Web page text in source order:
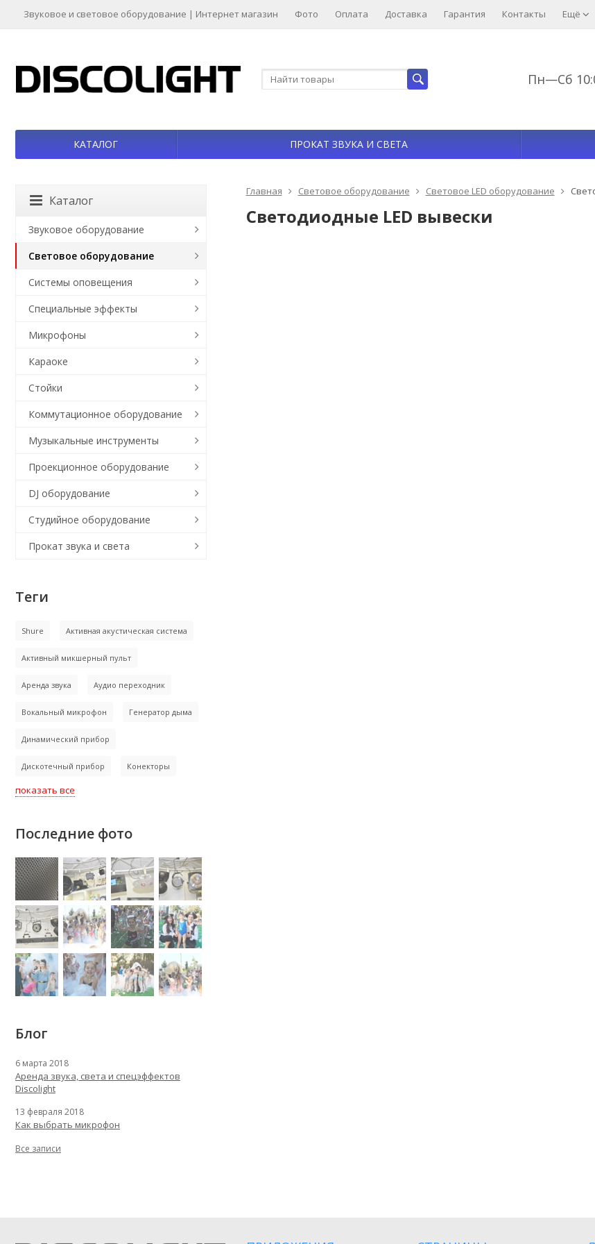
Звуковое и световое оборудование | Интернет магазин Фото Оплата Доставка Гарантия Контакты Ещё
Пн—Сб
КАТАЛОГ ПРОКАТ ЗВУКА И СВЕТА
Главная Световое оборудование Световое LED оборудование
Светодиодные LED вывески
Каталог
Звуковое оборудование
Световое оборудование
Системы оповещения
Специальные эффекты
Микрофоны
Караоке
Стойки
Коммутационное оборудование
Музыкальные инструменты
Проекционное оборудование
DJ оборудование
Студийное оборудование
Прокат звука и света
Теги
Shure Активная акустическая система
Активный микшерный пульт
Аренда звука Аудио переходник
Вокальный микрофон Генератор дыма
Динамический прибор
Дискотечный прибор Конекторы
показать все
Последние фото
Блог
6 марта 2018
Аренда звука, света и спецэффектов
Discolight
13 февраля 2018
Как выбрать микрофон
Все записи